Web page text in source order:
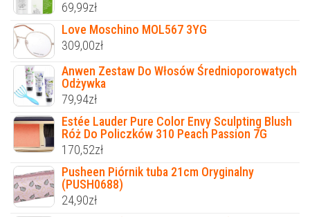
69,99zł
Love Moschino MOL567 3YG
309,00zł
Anwen Zestaw Do Włosów Średnioporowatych
Odżywka
79,94zł
Estée Lauder Pure Color Envy Sculpting Blush
Róż Do Policzków 310 Peach Passion 7G
170,52zł
Pusheen Piórnik tuba 21cm Oryginalny
(PUSH0688)
24,90zł